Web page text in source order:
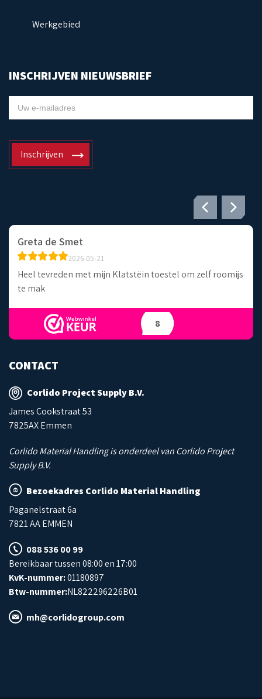
Werkgebied
INSCHRIJVEN NIEUWSBRIEF
NIEUWSBRIEF
Inschrijven
Agnes Boegheim
2026-05-04
Zeer snel geleverd
8
CONTACT
Corlido Project Supply B.V.
James Cookstraat 53
7825AX Emmen
Corlido Material Handling is onderdeel van Corlido Project
Supply B.V.
Bezoekadres Corlido Material Handling
Paganelstraat 6a
7821 AA EMMEN
088 536 00 99
Bereikbaar tussen 08:00 en 17:00
KvK-nummer:01180897
Btw-nummer:NL822296226B01
mh@corlidogroup.com